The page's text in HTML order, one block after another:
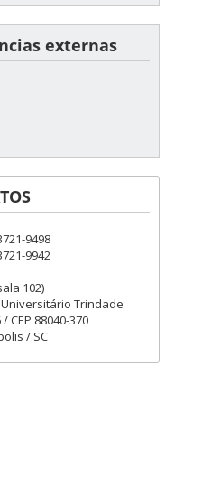
externas
9498
9942
102)
Trindade
/ CEP 88040-370
/ SC